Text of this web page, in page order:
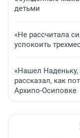
детьми
«Не рассчитала
успокоить
«Нашел
рассказал, как
Архипо-Осиповке